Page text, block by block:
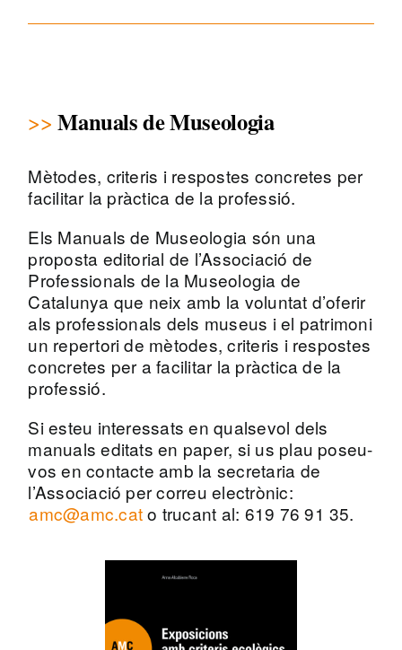
Manuals de Museologia
Mètodes, criteris i respostes concretes per
facilitar la pràctica de la professió.
Els Manuals de Museologia són una
proposta editorial de l’Associació de
Professionals de la Museologia de
Catalunya que neix amb la voluntat d’oferir
als professionals dels museus i el patrimoni
un repertori de mètodes, criteris i respostes
concretes per a facilitar la pràctica de la
professió.
Si esteu interessats en qualsevol dels
manuals editats en paper, si us plau poseu-
vos en contacte amb la secretaria de
l’Associació per correu electrònic:
amc@amc.cato trucant al: 619 76 91 35.